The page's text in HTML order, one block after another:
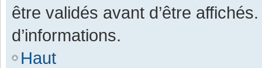
être validés avant d’être
d’informations.
Haut